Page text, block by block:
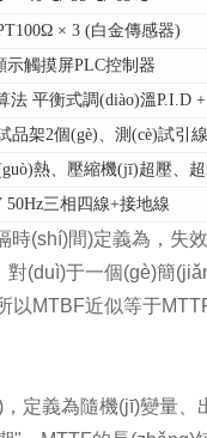
Ω × 3 (白金傳感器)
示觸摸屏PLC控制器
平衡式調(diào)溫P.I.D +
品架2個(gè)、測(cè)試引
(guò)熱、壓縮機(jī)超壓
50Hz三相四線+接地線
時(shí)間)定義為
對(duì)于一個(gè)簡
MTBF近似等于
定義為隨機(jī)變量